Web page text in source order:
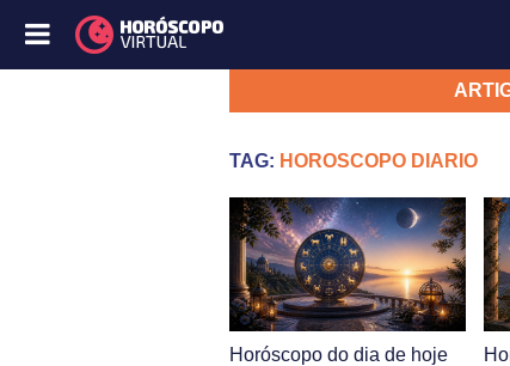
TAG: HOROSCOPO DIARIO
Horóscopo do dia de hoje